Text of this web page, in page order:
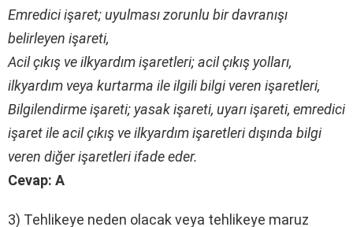
Emredici işaret; uyulması zorunlu bir davranışı
belirleyen işareti,
Acil çıkış ve ilkyardım işaretleri; acil çıkış yolları,
ilkyardım veya kurtarma ile ilgili bilgi veren işaretleri,
Bilgilendirme işareti; yasak işareti, uyarı işareti, emredici
işaret ile acil çıkış ve ilkyardım işaretleri dışında bilgi
veren diğer işaretleri ifade eder.
Cevap: A
3) Tehlikeye neden olacak veya tehlikeye maruz